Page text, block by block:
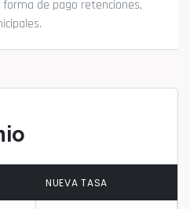
de pago retenciones,
NUEVA TASA